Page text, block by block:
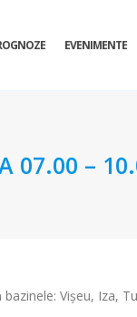
EVENIMENTE
07.00 –
Vişeu, Iza,